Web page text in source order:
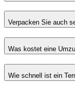
Verpacken Sie auch
Was kostet eine
Wie schnell ist ein